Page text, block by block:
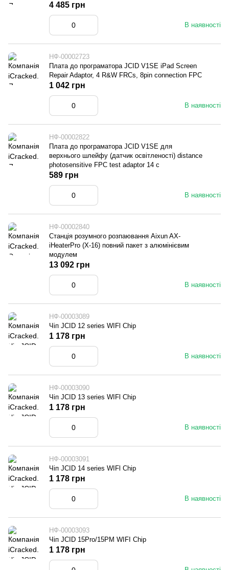
В наявності
4 485 грн
НФ-00002723
Плата до програматора JCID V1SE iPad Screen
Repair Adaptor, 4 R&W FRCs, 8pin connection FPC
В наявності
1 042 грн
НФ-00002822
Плата до програматора JCID V1SE для
верхнього шлейфу (датчик освітленості) distance
photosensitive FPC test adaptor 14 с
В наявності
589 грн
НФ-00002840
Станція розумного розпаювання Aixun AX-
iHeaterPro (X-16) повний пакет з алюмінієвим
модулем
В наявності
13 092 грн
НФ-00003089
Чіп JCID 12 series WIFl Chip
В наявності
1 178 грн
НФ-00003090
Чіп JCID 13 series WIFl Chip
В наявності
1 178 грн
НФ-00003091
Чіп JCID 14 series WIFl Chip
В наявності
1 178 грн
НФ-00003093
Чіп JCID 15Pro/15PM WIFI Chip
1 178 грн